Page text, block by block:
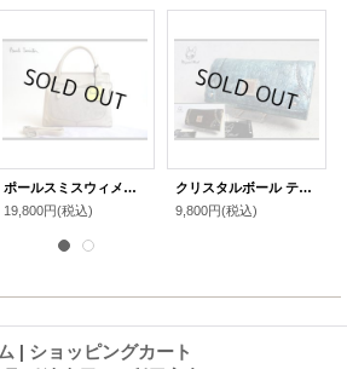
ポールスミスウィメン2way豚革ハンドバッグ
19,800円(税込)
クリスタルボール テイラー 多収納 長財布
9,800円(税込)
| ショッピングカート